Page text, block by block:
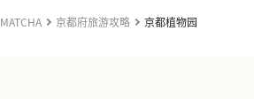
MATCHA 京都府旅游攻略 京都植物园